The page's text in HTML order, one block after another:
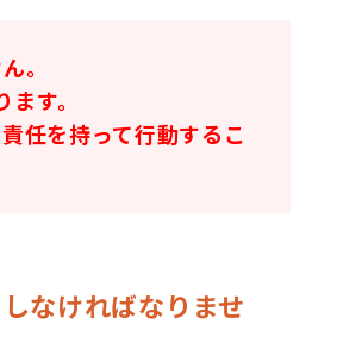
。
す。
任を持って行動するこ
なければなりませ